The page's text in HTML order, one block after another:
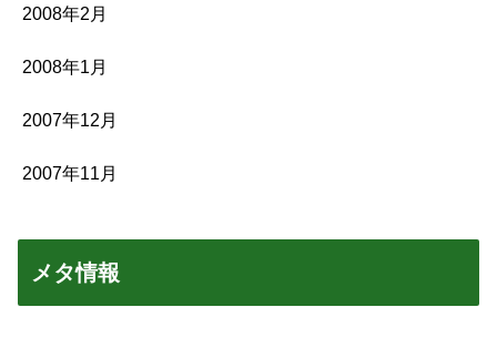
2008年2月
2008年1月
2007年12月
2007年11月
メタ情報